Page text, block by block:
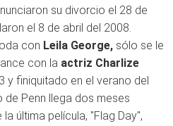
su divorcio el 28 de
el 8 de abril del 2008.
con Leila George, sólo se le
con la actriz Charlize
y finiquitado en el verano del
Penn llega dos meses
última película, "Flag Day",